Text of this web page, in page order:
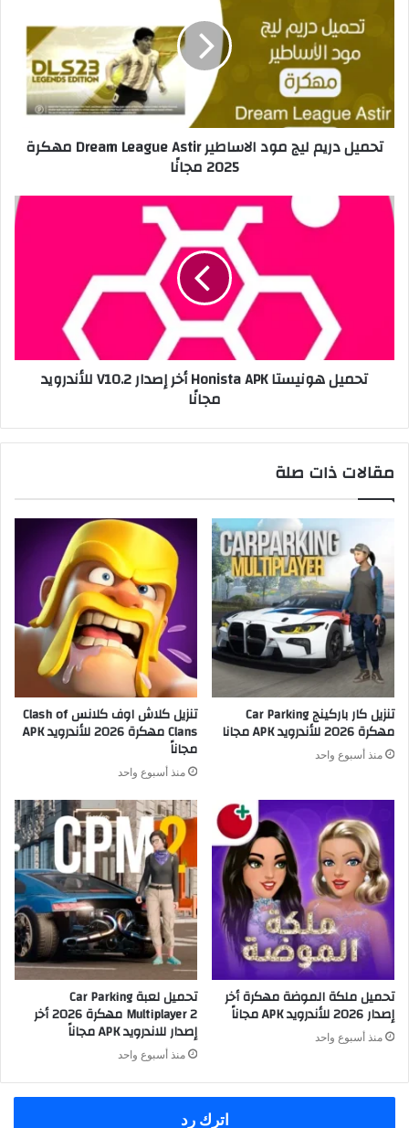
تحميل دريم ليج مود الاساطير Dream League Astir مهكرة
2025 مجانًا
تحميل هونيستا Honista APK أخر إصدار V10.2 للأندرويد
مجانًا
مقالات ذات صلة
تنزيل كار باركينج Car Parking
مهكرة 2026 للأندرويد APK مجانا
منذ أسبوع واحد
تنزيل كلاش اوف كلانس Clash of
Clans مهكرة 2026 للأندرويد APK
مجاناً
منذ أسبوع واحد
تحميل ملكة الموضة مهكرة أخر
إصدار 2026 للأندرويد APK مجاناً
منذ أسبوع واحد
تحميل لعبة Car Parking
Multiplayer 2 مهكرة 2026 أخر
إصدار للاندرويد APK مجاناً
منذ أسبوع واحد
اترك رد